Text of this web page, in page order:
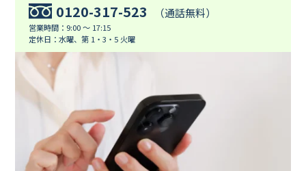
0120-317-523 （通話無料）
営業時間：9:00 ～ 17:15
定休日：水曜、第 1・3・5 火曜